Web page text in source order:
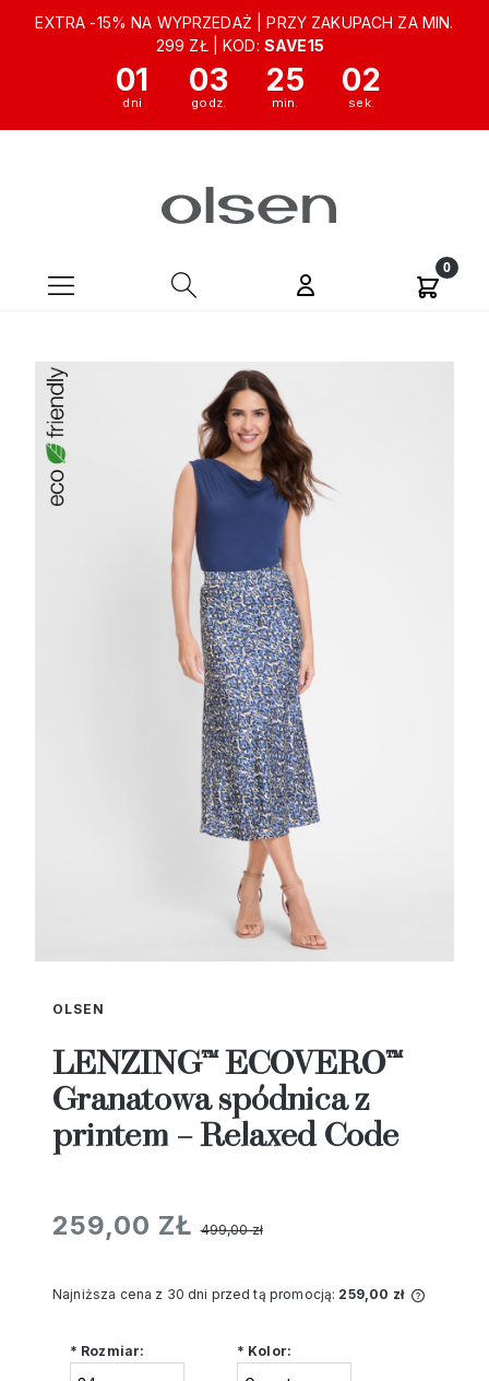
EXTRA -15% NA WYPRZEDAŻ | PRZY ZAKUPACH ZA MIN.
299 ZŁ | KOD: SAVE15
01 03 25 01
OLSEN
LENZING™ ECOVERO™
Granatowa spódnica z
printem – Relaxed Code
259,00 ZŁ 499,00 zł
Najniższa cena z 30 dni przed tą promocją: 259,00 zł
* Rozmiar: * Kolor: